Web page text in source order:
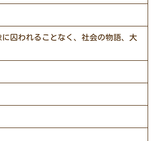
囚われることなく、社会の物語、大